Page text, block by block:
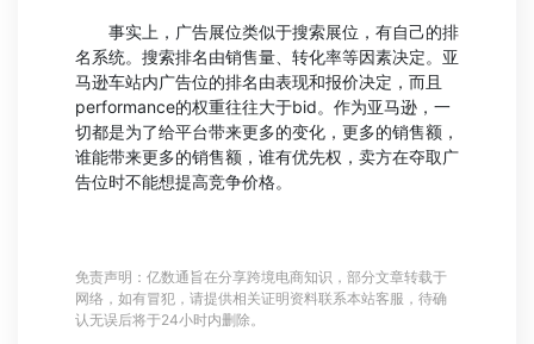
事实上，广告展位类似于搜索展位，有自己的排
名系统。搜索排名由销售量、转化率等因素决定。亚
马逊车站内广告位的排名由表现和报价决定，而且
performance的权重往往大于bid。作为亚马逊，一
切都是为了给平台带来更多的变化，更多的销售额，
谁能带来更多的销售额，谁有优先权，卖方在夺取广
告位时不能想提高竞争价格。
免责声明：亿数通旨在分享跨境电商知识，部分文章转载于
网络，如有冒犯，请提供相关证明资料联系本站客服，待确
认无误后将于24小时内删除。